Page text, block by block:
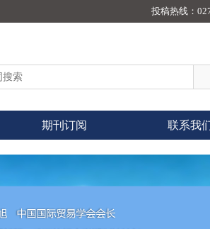
投稿热线：
期刊订阅 联系我